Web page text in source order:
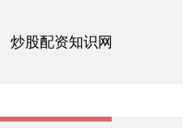
炒股配资知识网